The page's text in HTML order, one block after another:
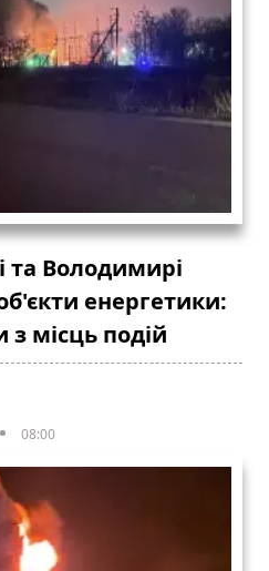
та Володимирі
енергетики:
з місць подій
08:00